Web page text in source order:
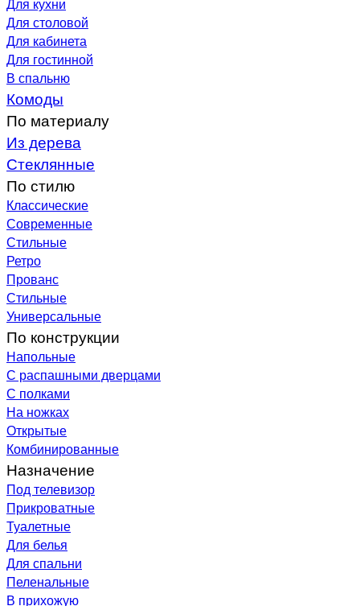
Для столовой
Для кабинета
Для гостинной
В спальню
Комоды
По материалу
Из дерева
Стеклянные
По стилю
Классические
Современные
Стильные
Ретро
Прованс
Стильные
Универсальные
По конструкции
Напольные
С распашными дверцами
С полками
На ножках
Открытые
Комбинированные
Назначение
Под телевизор
Прикроватные
Туалетные
Для белья
Для спальни
Пеленальные
В прихожую